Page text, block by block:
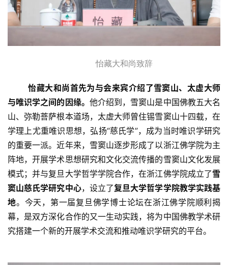
怡藏大和尚致辞
怡藏大和尚首先为与会来宾介绍了雪窦山、太虚大师
与唯识学之间的因缘。 他介绍到，雪窦山是中国佛教五大名
山、弥勒菩萨根本道场，太虚大师曾住锡雪窦山十四载，在
学理上尤重唯识思想，弘扬“慈氏学”，成为当时唯识学研究
的重要一派。近年来，雪窦山逐步形成了以浙江佛学院为主
阵地，开展学术思想研究和文化交流传播的雪窦山文化发展
模式；并与复旦大学哲学学院合作，在浙江佛学院成立了雪
窦山慈氏学研究中心，设立了复旦大学哲学学院教学实践基
地。今天，第一届复旦佛学博士论坛在浙江佛学院顺利揭
幕，是双方深化合作的又一生动实践，将为中国佛教学术研
究搭建一个新的开展学术交流和推动唯识学研究的平台。